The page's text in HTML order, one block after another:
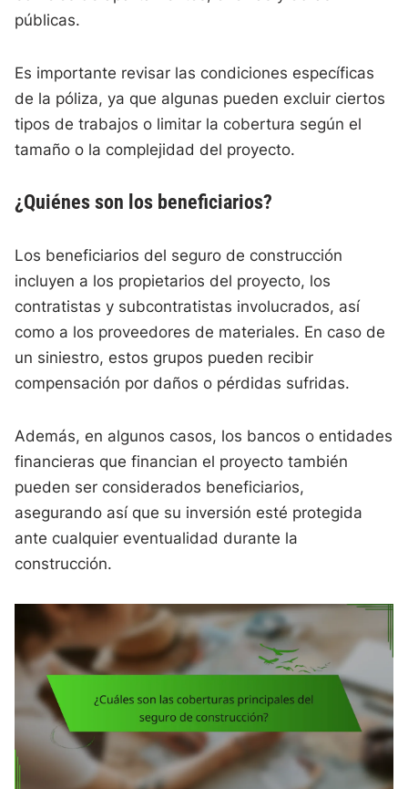
públicas.
Es importante revisar las condiciones específicas
de la póliza, ya que algunas pueden excluir ciertos
tipos de trabajos o limitar la cobertura según el
tamaño o la complejidad del proyecto.
¿Quiénes son los beneficiarios?
Los beneficiarios del seguro de construcción
incluyen a los propietarios del proyecto, los
contratistas y subcontratistas involucrados, así
como a los proveedores de materiales. En caso de
un siniestro, estos grupos pueden recibir
compensación por daños o pérdidas sufridas.
Además, en algunos casos, los bancos o entidades
financieras que financian el proyecto también
pueden ser considerados beneficiarios,
asegurando así que su inversión esté protegida
ante cualquier eventualidad durante la
construcción.